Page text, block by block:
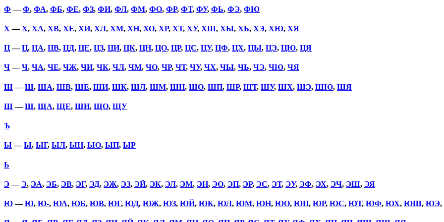
Ф —Ф, ФА, ФБ, ФЕ, ФЗ, ФИ, ФЛ, ФМ, ФО, ФР, ФТ, ФУ, ФЬ, ФЭ, ФЮ
Х —Х, ХА, ХВ, ХЕ, ХИ, ХЛ, ХМ, ХН, ХО, ХР, ХТ, ХУ, ХШ, ХЫ, ХЬ, ХЭ, ХЮ, ХЯ
Ц—Ц, ЦА, ЦВ, ЦД, ЦЕ, ЦЗ, ЦИ, ЦК, ЦН, ЦО, ЦР, ЦС, ЦУ, ЦФ, ЦХ, ЦЫ, ЦЭ, ЦЮ, ЦЯ
Ч—Ч, ЧА, ЧЕ, ЧЖ, ЧИ, ЧК, ЧЛ, ЧМ, ЧО, ЧР, ЧТ, ЧУ, ЧХ, ЧЫ, ЧЬ, ЧЭ, ЧЮ, ЧЯ
Ш—Ш, ША, ШВ, ШЕ, ШИ, ШК, ШЛ, ШМ, ШН, ШО, ШП, ШР, ШТ, ШУ, ШХ, ШЭ, ШЮ, ШЯ
Щ —Щ, ЩА, ЩЕ, ЩИ, ЩО, ЩУ
Ъ
Ы—Ы, ЫГ, ЫЛ, ЫН, ЫО, ЫП, ЫР
Ь
Э— Э, ЭА, ЭБ, ЭВ, ЭГ, ЭД, ЭЖ, ЭЗ, ЭЙ, ЭК, ЭЛ, ЭМ, ЭН, ЭО, ЭП, ЭР, ЭС, ЭТ, ЭУ, ЭФ, ЭХ, ЭЧ, ЭШ, ЭЯ
Ю—Ю, Ю-, ЮА, ЮБ, ЮВ, ЮГ, ЮД, ЮЖ, ЮЗ, ЮЙ, ЮК, ЮЛ, ЮМ, ЮН, ЮО, ЮП, ЮР, ЮС, ЮТ, ЮФ, ЮХ, ЮШ, ЮЭ,